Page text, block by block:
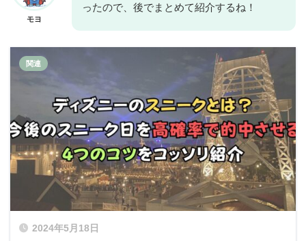
モヨ
ったので、後でまとめて紹介するね！
2024年5月18日